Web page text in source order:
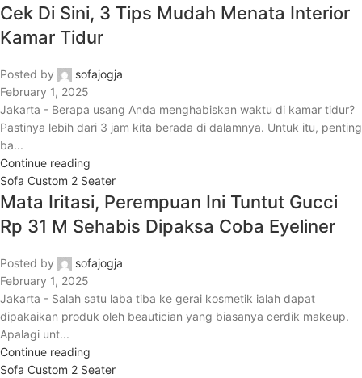
Cek Di Sini, 3 Tips Mudah Menata Interior
Kamar Tidur
Posted by
sofajogja
February 1, 2025
Jakarta - Berapa usang Anda menghabiskan waktu di kamar tidur?
Pastinya lebih dari 3 jam kita berada di dalamnya. Untuk itu, penting
ba...
Continue reading
Sofa Custom 2 Seater
Mata Iritasi, Perempuan Ini Tuntut Gucci
Rp 31 M Sehabis Dipaksa Coba Eyeliner
Posted by
sofajogja
February 1, 2025
Jakarta - Salah satu laba tiba ke gerai kosmetik ialah dapat
dipakaikan produk oleh beautician yang biasanya cerdik makeup.
Apalagi unt...
Continue reading
Sofa Custom 2 Seater